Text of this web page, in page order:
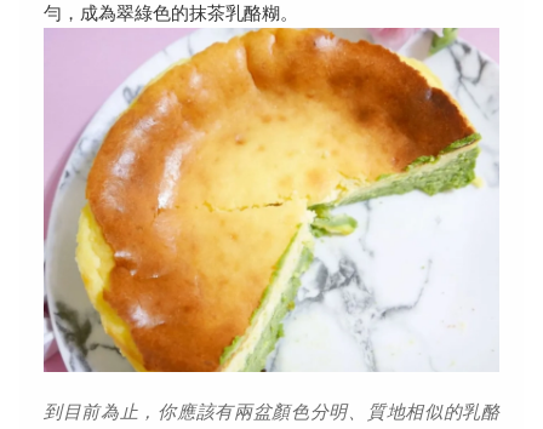
勻，成為翠綠色的抹茶乳酪糊。
到目前為止，你應該有兩盆顏色分明、質地相似的乳酪